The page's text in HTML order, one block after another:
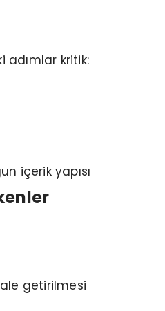
adımlar kritik:
içerik yapısı
getirilmesi